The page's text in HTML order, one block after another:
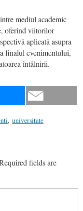
mediul academic
oferind viitorilor
aplicată asupra
finalul evenimentului,
întâlnirii.
, universitate
fields are